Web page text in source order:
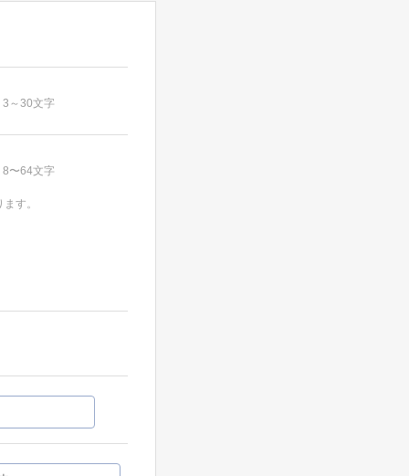
～30文字
〜64文字
す。